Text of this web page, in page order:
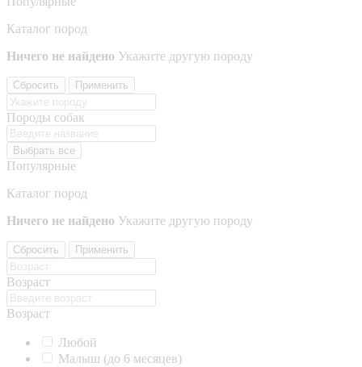
Каталог пород
Ничего не найдено Укажите другую породу
Сбросить Применить
Породы собак
Выбрать все
Популярные
Каталог пород
Ничего не найдено Укажите другую породу
Сбросить Применить
Возраст
Возраст
Любой
Малыш (до 6 месяцев)